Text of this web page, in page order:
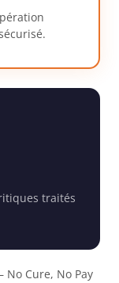
traités
No Cure, No Pay